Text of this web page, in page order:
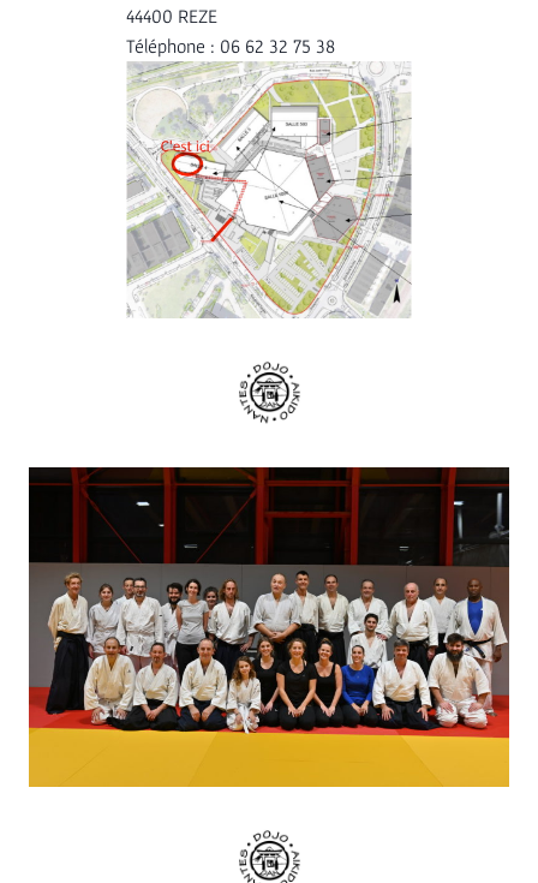
44400 REZE
Téléphone : 06 62 32 75 38